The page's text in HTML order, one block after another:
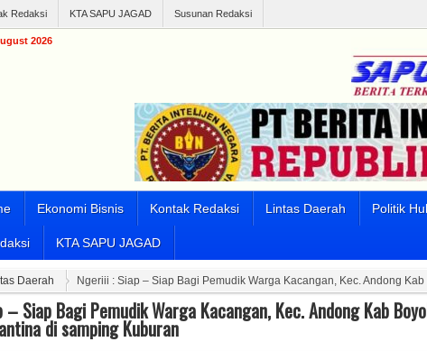
Redaksi KTA SAPU JAGAD Susunan Redaksi
2026
Ekonomi Bisnis Kontak Redaksi Lintas Daerah Politik
KTA SAPU JAGAD
Daerah Ngeriii : Siap – Siap Bagi Pemudik Warga Kacangan, Kec. Andong
– Siap Bagi Pemudik Warga Kacangan, Kec. Andong Kab
di samping Kuburan